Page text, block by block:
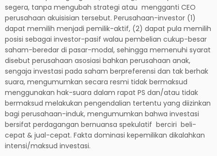
segera, tanpa mengubah strategi atau mengganti CEO
perusahaan akuisisian tersebut. Perusahaan-investor (1)
dapat memilih menjadi pemilik-aktif, (2) dapat pula memilih
posisi sebagai investor-pasif walau pembelian cukup-besar
saham-beredar di pasar-modal, sehingga memenuhi syarat
disebut perusahaan asosiasi bahkan perusahaan anak,
sengaja investasi pada saham berpreferensi dan tak berhak
suara, mengumumkan secara resmi tidak bermaksud
menggunakan hak-suara dalam rapat PS dan/atau tidak
bermaksud melakukan pengendalian tertentu yang diizinkan
bagi perusahaan-induk, mengumumkan bahwa investasi
bersifat perdagangan bernuansa spekulatif berciri beli-
cepat & jual-cepat. Fakta dominasi kepemilikan dikalahkan
intensi/maksud investasi.